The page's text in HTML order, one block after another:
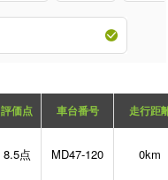
評価点 車台番号 走行距
8.5点 MD47-120 0km